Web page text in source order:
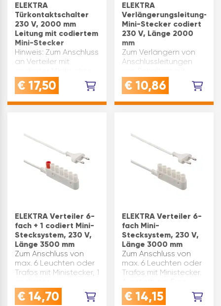
ELEKTRA
Türkontaktschalter
230 V, 2000 mm
Leitung mit codiertem
Mini-Stecker
Hinweis: Zum Anschluss
an Verteiler mit
Ausführung:
Türkontaktschalter 1-
Kunststoff Spannung:
2000 Breite(mm): 50
Länge(mm): 52 …
€ 17,50
ELEKTRA
Verlängerungsleitung-
Mini-Stecker codiert
230 V, Länge 2000
mm
Zum Verlängern von
Anschlussleitungen
codiertem Mini-
Stecker. Spannung:
2000 Material:
Stecker codiert, Mini-
Buchse codiert
€ 10,86
ELEKTRA Verteiler 6-
fach + 1 codiert Mini-
Stecksystem, 230 V,
Länge 3500 mm
Zum Anschluss von
max. 6 Leuchten oder
Trafos mit Ministecker, 1
Steckanschluss (rot)
für Schalter mit
€ 14,70
ELEKTRA Verteiler 6-
fach Mini-
Stecksystem, 230 V,
Länge 3000 mm
Zum Anschluss von
max. 6 Leuchten oder
Trafos mit Ministecker.
Flachstecker, 6 Stk.
Mini-Buchsen
€ 14,15